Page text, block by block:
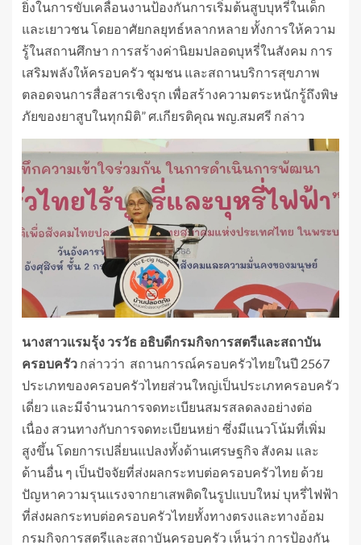
ยิ่งในการขับเคลื่อนงานป้องกันการเริ่มต้นสูบบุหรี่ในเด็ก
และเยาวชน โดยอาศัยกลยุทธ์หลากหลาย ทั้งการให้ความ
รู้ในสถานศึกษา การสร้างค่านิยมปลอดบุหรี่ในสังคม การ
เสริมพลังให้ครอบครัว ชุมชน และสถานบริการสุขภาพ
ตลอดจนการสื่อสารเชิงรุก เพื่อสร้างความตระหนักรู้ถึงพิษ
ภัยของยาสูบในทุกมิติ” ศ.เกียรติคุณ พญ.สมศรี กล่าว
นางสาวแรมรุ้ง วรวัธ อธิบดีกรมกิจการสตรีและสถาบัน
ครอบครัว กล่าวว่า สถานการณ์ครอบครัวไทยในปี 2567
ประเภทของครอบครัวไทยส่วนใหญ่เป็นประเภทครอบครัว
เดี่ยว และมีจำนวนการจดทะเบียนสมรสลดลงอย่างต่อ
เนื่อง สวนทางกับการจดทะเบียนหย่า ซึ่งมีแนวโน้มที่เพิ่ม
สูงขึ้น โดยการเปลี่ยนแปลงทั้งด้านเศรษฐกิจ สังคม และ
ด้านอื่น ๆ เป็นปัจจัยที่ส่งผลกระทบต่อครอบครัวไทย ด้วย
ปัญหาความรุนแรงจากยาเสพติดในรูปแบบใหม่ บุหรี่ไฟฟ้า
ที่ส่งผลกระทบต่อครอบครัวไทยทั้งทางตรงและทางอ้อม
กรมกิจการสตรีและสถาบันครอบครัว เห็นว่า การป้องกัน